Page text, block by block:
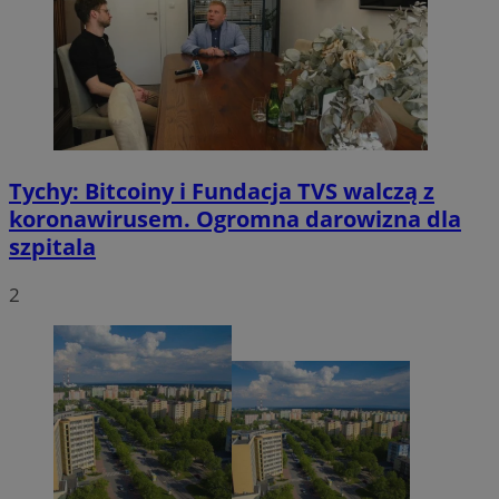
Tychy: Bitcoiny i Fundacja TVS walczą z
koronawirusem. Ogromna darowizna dla
szpitala
2
YouTube
.youtube.com
CookieScriptConsent
mojetychy.pl